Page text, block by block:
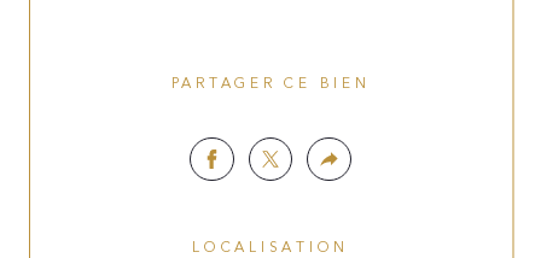
PARTAGER CE BIEN
LOCALISATION